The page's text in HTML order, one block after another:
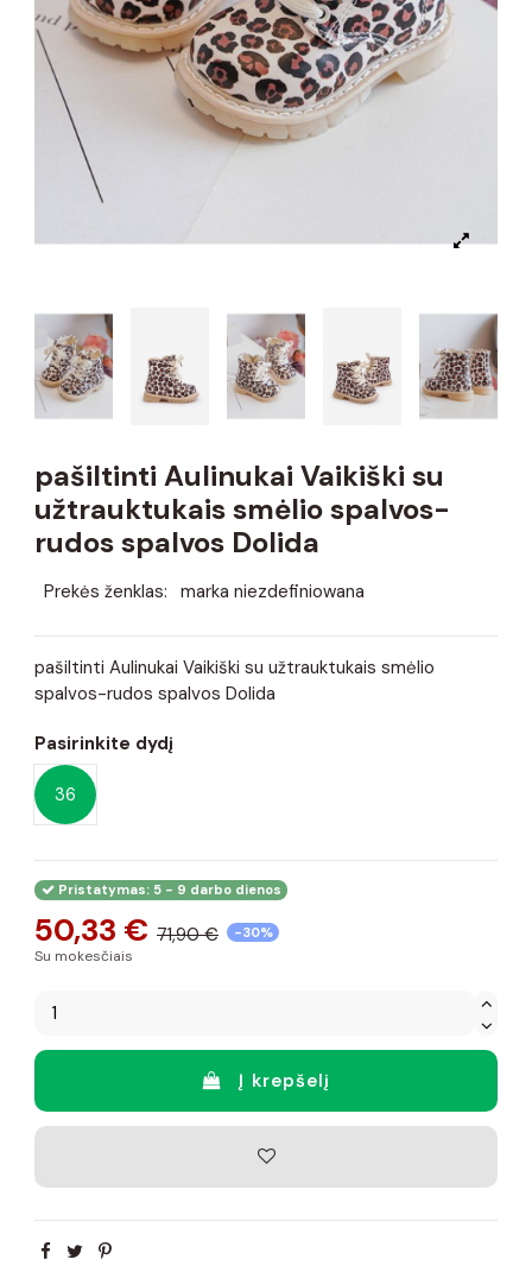
pašiltinti Aulinukai Vaikiški su
užtrauktukais smėlio spalvos-
rudos spalvos Dolida
Prekės ženklas: marka niezdefiniowana
pašiltinti Aulinukai Vaikiški su užtrauktukais smėlio
spalvos-rudos spalvos Dolida
Pasirinkite dydį
36
Pristatymas: 5 - 9 darbo dienos
50,33 € 71,90 € -30%
Su mokesčiais
Į krepšelį